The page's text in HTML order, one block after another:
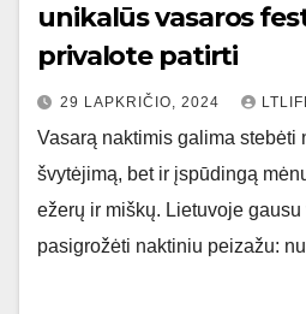
unikalūs vasaros
privalote patirti
29 LAPKRIČIO, 2024
Vasarą naktimis galima stebėti
švytėjimą, bet ir įspūdingą
ežerų ir miškų. Lietuvoje
pasigrožėti naktiniu peizažu: